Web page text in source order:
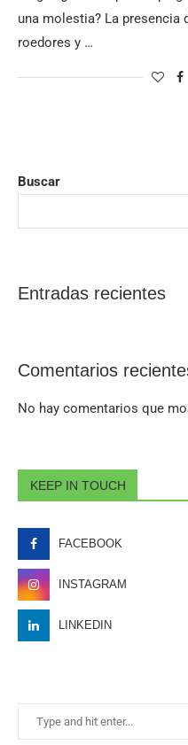
una molestia? La presencia
roedores y …
Buscar
Entradas recientes
Comentarios
No hay comentarios que
KEEP IN TOUCH
FACEBOOK
INSTAGRAM
LINKEDIN